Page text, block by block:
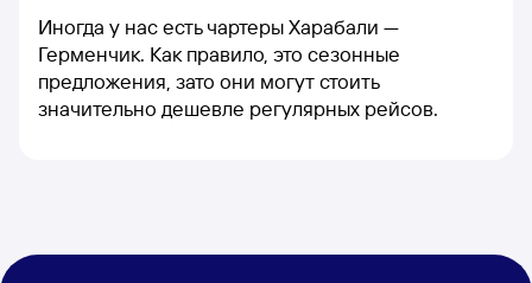
Иногда у нас есть чартеры Харабали —
Герменчик. Как правило, это сезонные
предложения, зато они могут стоить
значительно дешевле регулярных рейсов.